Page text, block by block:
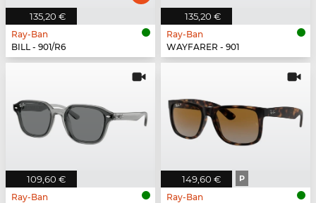
135,20 €
Ray-Ban
BILL - 901/R6
135,20 €
Ray-Ban
WAYFARER - 901
109,60 €
Ray-Ban
149,60 € P
Ray-Ban